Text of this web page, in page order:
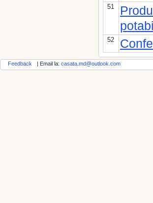
51
52
Feedback | Email la: casata.md@outlook.com